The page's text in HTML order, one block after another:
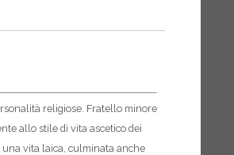
religiose. Fratello minore
allo stile di vita ascetico dei
vita laica, culminata anche